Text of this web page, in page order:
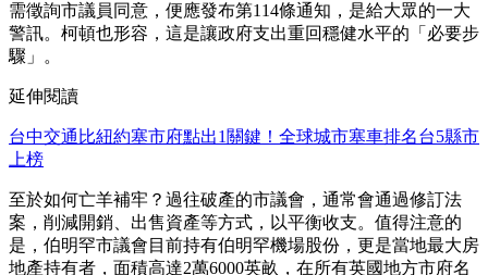
需徵詢市議員同意，便應發布第114條通知，是給大眾的一大
警訊。柯頓也形容，這是讓政府支出重回穩健水平的「必要步
驟」。
延伸閱讀
台中交通比紐約塞市府點出1關鍵！全球城市塞車排名台5縣市
上榜
至於如何亡羊補牢？過往破產的市議會，通常會通過修訂法
案，削減開銷、出售資產等方式，以平衡收支。值得注意的
是，伯明罕市議會目前持有伯明罕機場股份，更是當地最大房
地產持有者，面積高達2萬6000英畝，在所有英國地方市府名